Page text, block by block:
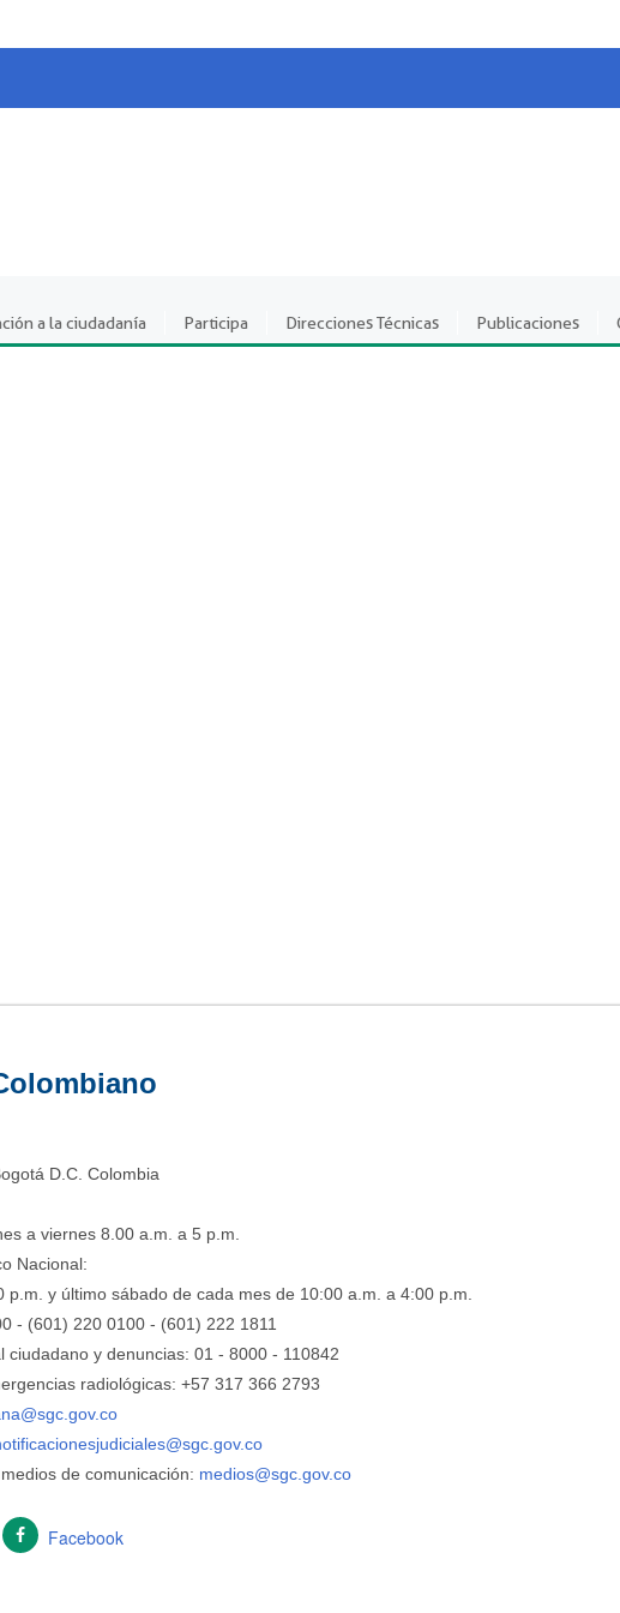
a la ciudadanía Participa Direcciones Técnicas Publicaciones
D.C. Colombia
a viernes 8.00 a.m. a 5 p.m.
Nacional:
y último sábado de cada mes de 10:00 a.m. a 4:00 p.m.
- (601) 220 0100 - (601) 222 1811
y denuncias: 01 - 8000 - 110842
radiológicas: +57 ​317 366 2793
de comunicación: medios@sgc.gov.co
Facebook